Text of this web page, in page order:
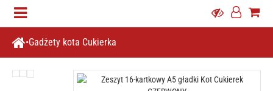
Gadżety kota Cukierka